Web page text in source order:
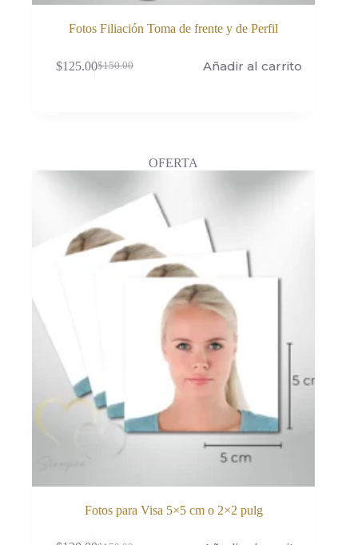
Fotos Filiación Toma de frente y de Perfil
$150.00
El
$125.00El
Añadir al carrito
OFERTA
Fotos para Visa 5×5 cm o 2×2 pulg